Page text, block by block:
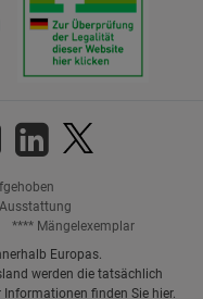
**** Mängelexemplar
Europas.
werden die tatsächlich
Informationen finden Sie hier.